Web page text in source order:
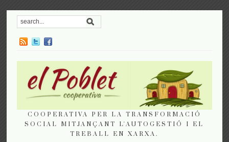
COOPERATIVA PER LA TRANSFORMACIÓ
SOCIAL MITJANÇANT L'AUTOGESTIÓ I EL
TREBALL EN XARXA.